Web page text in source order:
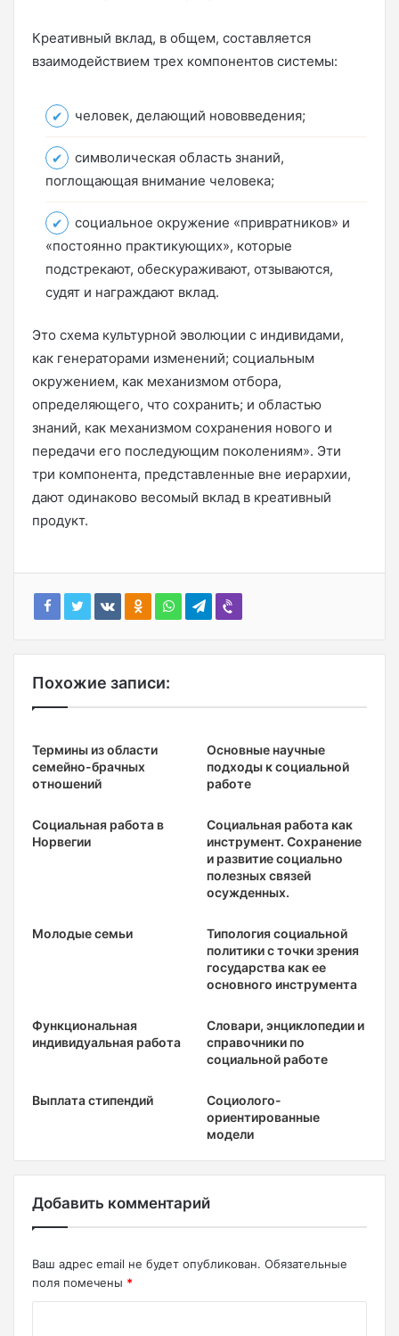
Креативный вклад, в общем, составляется
взаимодействием трех компонентов системы:
человек, делающий нововведения;
символическая область знаний,
поглощающая внимание человека;
социальное окружение «привратников» и
«постоянно практикующих», которые
подстрекают, обескураживают, отзываются,
судят и награждают вклад.
Это схема культурной эволюции с индивидами,
как генераторами изменений; социальным
окружением, как механизмом отбора,
определяющего, что сохранить; и областью
знаний, как механизмом сохранения нового и
передачи его последующим поколениям». Эти
три компонента, представленные вне иерархии,
дают одинаково весомый вклад в креативный
продукт.
Похожие записи:
Термины из области
семейно-брачных
отношений
Основные научные
подходы к социальной
работе
Социальная работа в
Норвегии
Социальная работа как
инструмент. Сохранение
и развитие социально
полезных связей
осужденных.
Молодые семьи
Типология социальной
политики с точки зрения
государства как ее
основного инструмента
Функциональная
индивидуальная работа
Словари, энциклопедии и
справочники по
социальной работе
Выплата стипендий
Социолого-
ориентированные
модели
Добавить комментарий
Ваш адрес email не будет опубликован. Обязательные
поля помечены *